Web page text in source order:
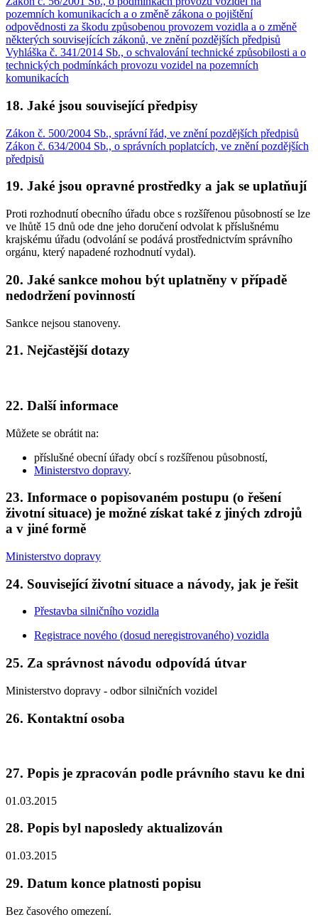
pozemních komunikacích a o změně zákona o pojištění
odpovědnosti za škodu způsobenou provozem vozidla a o změně
některých souvisejících zákonů, ve znění pozdějších předpisů
Vyhláška č. 341/2014 Sb., o schvalování technické způsobilosti a o
technických podmínkách provozu vozidel na pozemních
komunikacích
18. Jaké jsou související předpisy
Zákon č. 500/2004 Sb., správní řád, ve znění pozdějších předpisů
Zákon č. 634/2004 Sb., o správních poplatcích, ve znění pozdějších
předpisů
19. Jaké jsou opravné prostředky a jak se uplatňují
Proti rozhodnutí obecního úřadu obce s rozšířenou působností se lze
ve lhůtě 15 dnů ode dne jeho doručení odvolat k příslušnému
krajskému úřadu (odvolání se podává prostřednictvím správního
orgánu, který napadené rozhodnutí vydal).
20. Jaké sankce mohou být uplatněny v případě
nedodržení povinností
Sankce nejsou stanoveny.
21. Nejčastější dotazy
22. Další informace
Můžete se obrátit na:
příslušné obecní úřady obcí s rozšířenou působností,
Ministerstvo dopravy.
23. Informace o popisovaném postupu (o řešení
životní situace) je možné získat také z jiných zdrojů
a v jiné formě
Ministerstvo dopravy
24. Související životní situace a návody, jak je řešit
Přestavba silničního vozidla
Registrace nového (dosud neregistrovaného) vozidla
25. Za správnost návodu odpovídá útvar
Ministerstvo dopravy - odbor silničních vozidel
26. Kontaktní osoba
27. Popis je zpracován podle právního stavu ke dni
01.03.2015
28. Popis byl naposledy aktualizován
01.03.2015
29. Datum konce platnosti popisu
Bez časového omezení.